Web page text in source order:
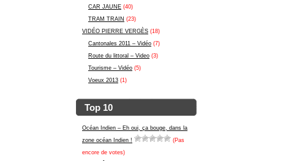
CAR JAUNE (40)
TRAM TRAIN (23)
VIDÉO PIERRE VERGÈS (18)
Cantonales 2011 – Vidéo (7)
Route du littoral – Video (3)
Tourisme – Vidéo (5)
Voeux 2013 (1)
Top 10
Océan Indien – Eh oui, ça bouge, dans la
zone océan Indien !
(Pas
encore de votes)